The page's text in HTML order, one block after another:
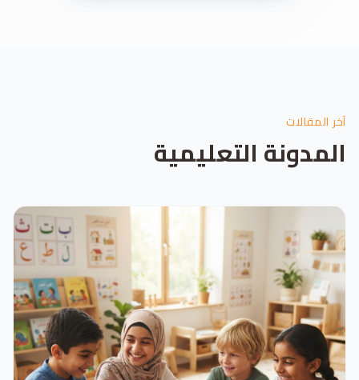
آخر المقالات
المدونة التعليمية